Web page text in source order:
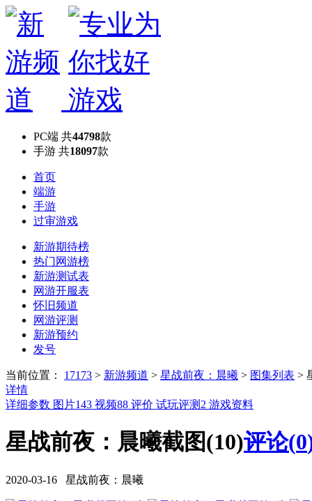
PC端 共44798款
手游 共18097款
首页
端游
手游
过审游戏
新游期待榜
热门网游榜
新游测试表
网游开服表
怀旧频道
网游评测
新游预约
发号
当前位置： 17173 > 新游频道 > 星战前夜：晨曦 > 图集列表 >
详情
详细参数 图片143 视频88 评价 试玩评测 2 游戏资料
星战前夜：晨曦截图(10)评论(0
2020-03-16 星战前夜：晨曦